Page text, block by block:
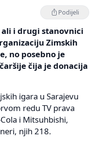
Podijeli
ali i drugi stanovnici
Zimskih
no posebno je
čija je donacija
igara u Sarajevu
redu TV prava
i Mitsuhbishi,
njih 218.